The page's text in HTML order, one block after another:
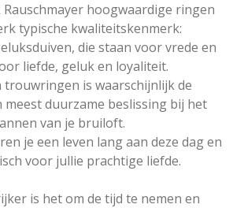
hoogwaardige ringen
typische kwaliteitskenmerk:
die staan ​​voor vrede en
liefde, geluk en loyaliteit.
trouwringen is waarschijnlijk de
duurzame beslissing bij het
van je bruiloft.
je een leven lang aan deze dag en
voor jullie prachtige liefde.
is het om de tijd te nemen en